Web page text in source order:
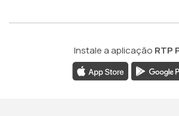
Instale a aplicação RTP